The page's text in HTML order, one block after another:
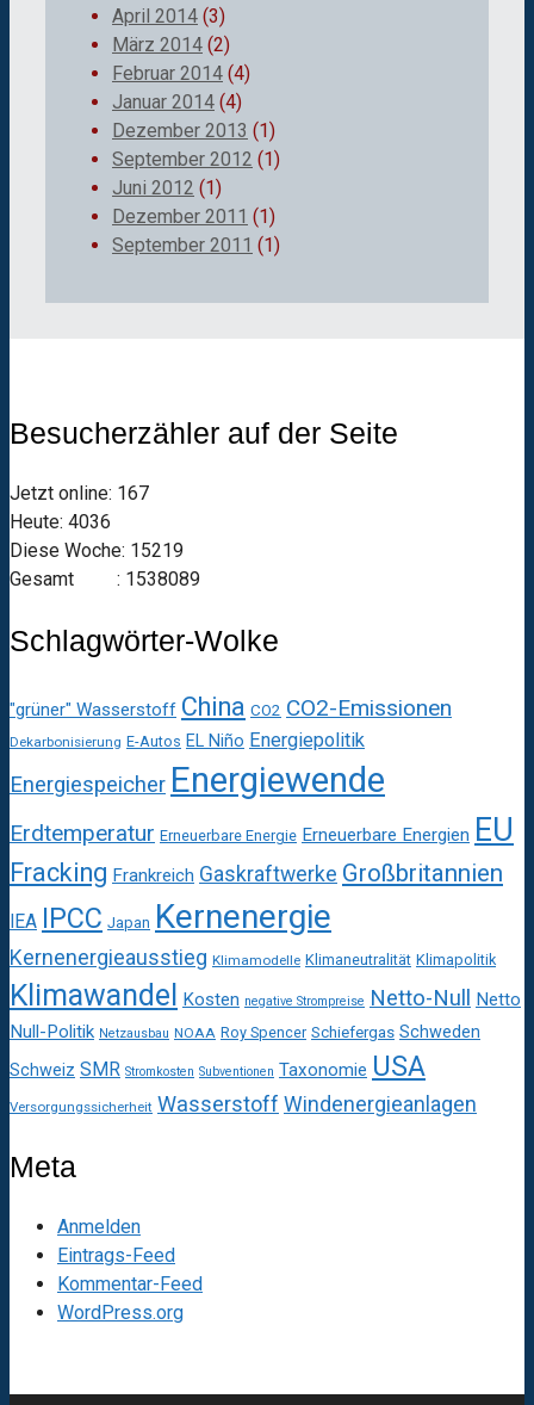
April 2014 (3)
März 2014 (2)
Februar 2014 (4)
Januar 2014 (4)
Dezember 2013 (1)
September 2012 (1)
Juni 2012 (1)
Dezember 2011 (1)
September 2011 (1)
Besucherzähler auf der Seite
Jetzt online: 167
Heute: 4036
Diese Woche: 15219
Gesamt : 1538089
Schlagwörter-Wolke
"grüner" Wasserstoff China CO2 CO2-Emissionen
Dekarbonisierung E-Autos EL Niño Energiepolitik
Energiespeicher Energiewende
Erdtemperatur Erneuerbare Energie Erneuerbare Energien EU
Fracking Frankreich Gaskraftwerke Großbritannien
IEA IPCC Japan Kernenergie
Kernenergieausstieg Klimamodelle Klimaneutralität Klimapolitik
Klimawandel Kosten negative Strompreise Netto-Null
Netto
Null-Politik Netzausbau NOAA Roy Spencer Schiefergas Schweden
Schweiz SMR Stromkosten Subventionen Taxonomie USA
Versorgungssicherheit Wasserstoff Windenergieanlagen
Meta
Anmelden
Eintrags-Feed
Kommentar-Feed
WordPress.org